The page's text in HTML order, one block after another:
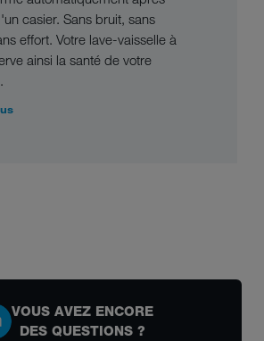
casier. Sans bruit, sans
effort. Votre lave-vaisselle à
ainsi la santé de votre
VOUS AVEZ ENCORE
DES QUESTIONS ?